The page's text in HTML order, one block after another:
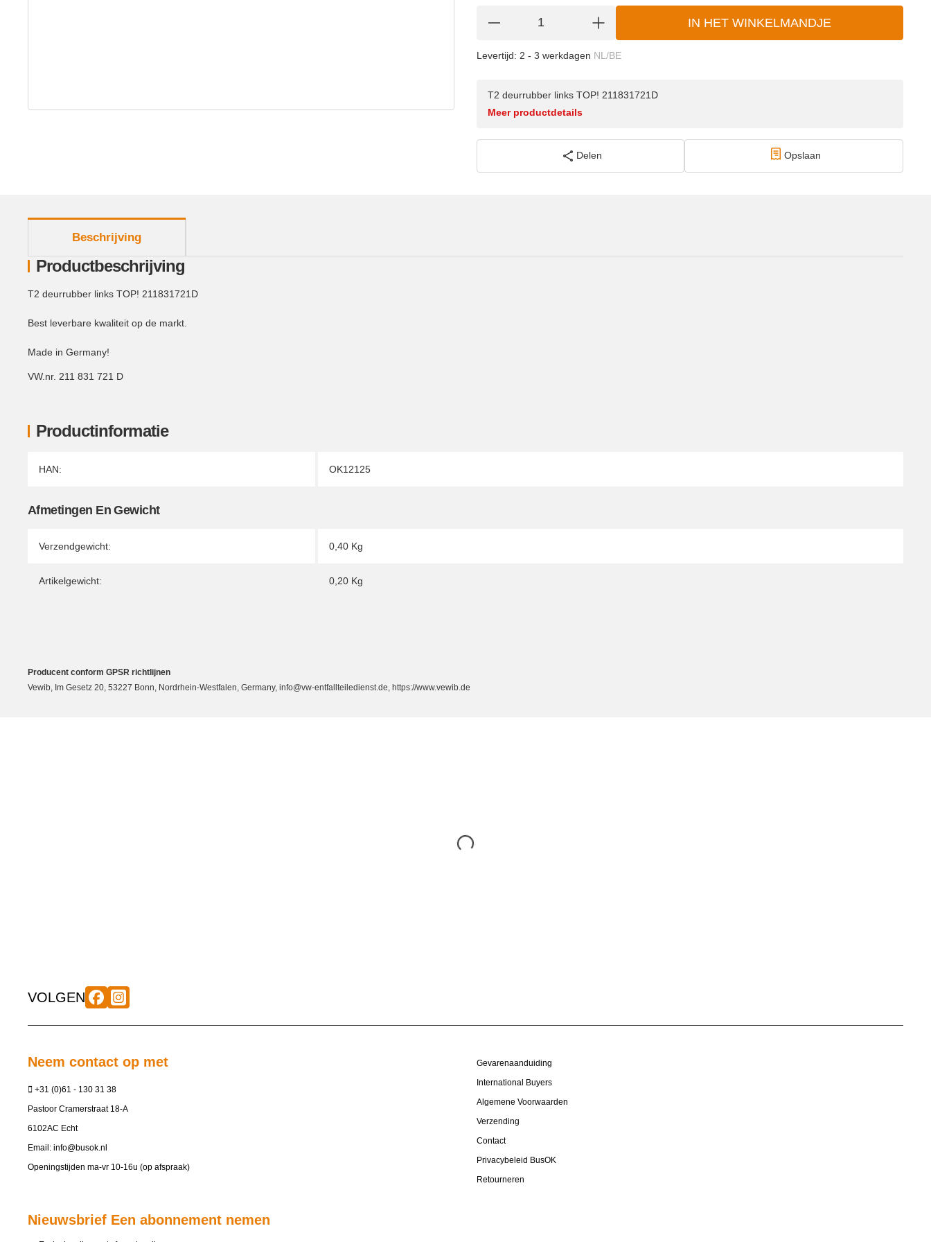
IN HET WINKELMANDJE
Levertijd: 2 - 3 werkdagen NL/BE
T2 deurrubber links TOP! 211831721D
Meer productdetails
Delen Opslaan
Beschrijving
Productinformatie
Producteigenschap
Waarde
HAN: OK12125
Afmetingen En Gewicht
Verzendgewicht: 0,40 Kg
Artikelgewicht: 0,20 Kg
Productbeschrijving
T2 deurrubber links TOP! 211831721D
Best leverbare kwaliteit op de markt.
Made in Germany!
VW.nr. 211 831 721 D
Producent conform GPSR richtlijnen
Vewib, Im Gesetz 20, 53227 Bonn, Nordrhein-Westfalen, Germany, info@vw-entfallteiledienst.de, https://www.vewib.de
VOLGEN
Neem contact op met
+31 (0)61 - 130 31 38
Pastoor Cramerstraat 18-A
6102AC Echt
Email: info@busok.nl
Openingstijden ma-vr 10-16u (op afspraak)
Gevarenaanduiding
International Buyers
Algemene Voorwaarden
Verzending
Contact
Privacybeleid BusOK
Retourneren
Nieuwsbrief Een abonnement nemen